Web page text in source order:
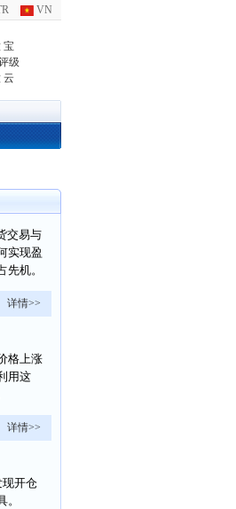
VN
宝
级
云
交易与
实现盈
机。
详情>>
格上涨
用这
详情>>
开仓